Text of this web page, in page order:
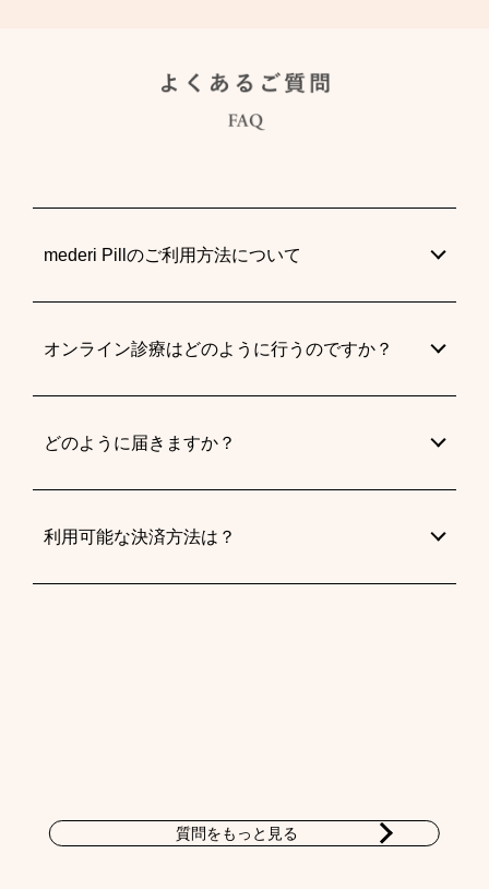
mederi Pillのご利用方法について
オンライン診療はどのように行うのですか？
どのように届きますか？
利用可能な決済方法は？
質問をもっと見る